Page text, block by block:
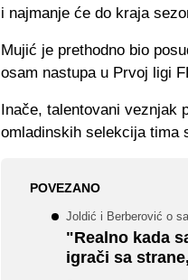
i najmanje će do kraja
Mujić je prethodno bio
osam nastupa u Prvoj ligi
Inače, talentovani veznjak
omladinskih selekcija tima
POVEZANO
Joldić i Berberović o
"Realno kada
igrači sa